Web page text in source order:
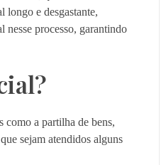
longo e desgastante,
nesse processo, garantindo
como a partilha de bens,
sejam atendidos alguns